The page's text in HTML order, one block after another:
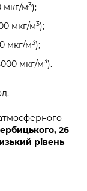
мкг/м3);
мкг/м3);
мкг/м3);
мкг/м3).
26
рівень